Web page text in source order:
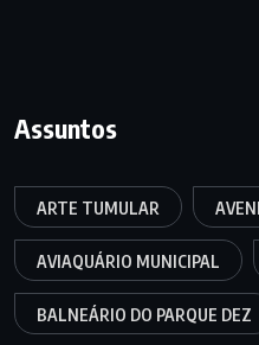
Assuntos
ARTE TUMULAR
AVIAQUÁRIO MUNICIPAL
BALNEÁRIO DO PARQUE DEZ